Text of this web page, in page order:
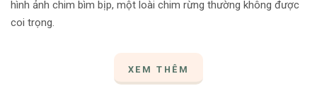
hình ảnh chim bìm bịp, một loài chim rừng thường không được
coi trọng.
XEM THÊM